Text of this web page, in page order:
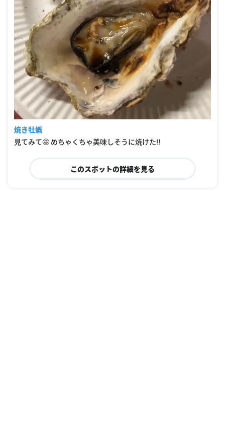
焼き牡蠣
見てみて🤩 めちゃくちゃ美味しそうに焼けた‼️
このスポットの詳細を見る